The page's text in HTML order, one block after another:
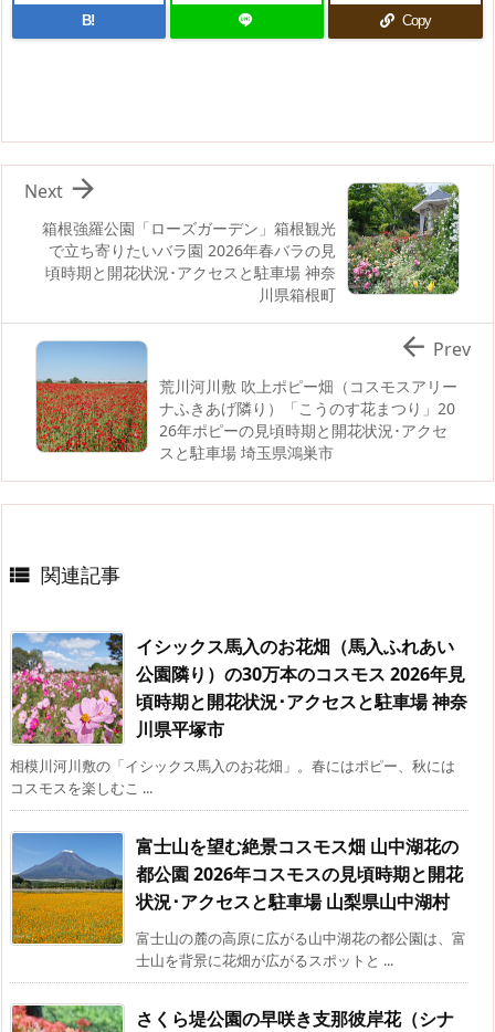
B! Copy
箱根強羅公園「ローズガーデン」箱根観光
で立ち寄りたいバラ園 2026年春バラの見
頃時期と開花状況･アクセスと駐車場 神奈
川県箱根町

Next
荒川河川敷 吹上ポピー畑（コスモスアリー
ナふきあげ隣り）「こうのす花まつり」20
26年ポピーの見頃時期と開花状況･アクセ
スと駐車場 埼玉県鴻巣市
 Prev
 関連記事
イシックス馬入のお花畑（馬入ふれあい
公園隣り）の30万本のコスモス 2026年見
頃時期と開花状況･アクセスと駐車場 神奈
川県平塚市
相模川河川敷の「イシックス馬入のお花畑」。春にはポピー、秋には
コスモスを楽しむこ ...
富士山を望む絶景コスモス畑 山中湖花の
都公園 2026年コスモスの見頃時期と開花
状況･アクセスと駐車場 山梨県山中湖村
富士山の麓の高原に広がる山中湖花の都公園は、富
士山を背景に花畑が広がるスポットと ...
さくら堤公園の早咲き支那彼岸花（シナ